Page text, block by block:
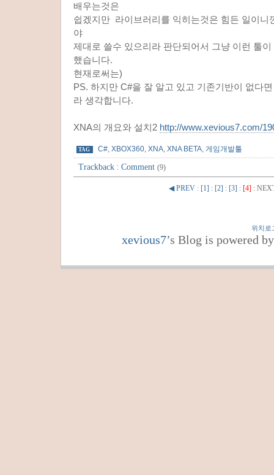
배우는것은
쉽겠지만 라이브러리를 익히는것은 힘든 일이니
야
제대로 쓸수 있으리라 판단되어서 그냥 이런 툴
했습니다.
현재로써는)
PS. 하지만 C#을 잘 알고 있고 기존기반이 없다
라 생각합니다.
XNA의 개요와 설치2 http://www.xevious7.com/
TAG C#, XBOX360, XNA, XNA BETA, 게임개발툴
Trackback : Comment (9)
◀ PREV : [1] : [2] : [3] : [4] :
위치로
xevious7’s Blog is powered